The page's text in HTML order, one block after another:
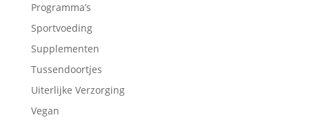
Programma’s
Sportvoeding
Supplementen
Tussendoortjes
Uiterlijke Verzorging
Vegan